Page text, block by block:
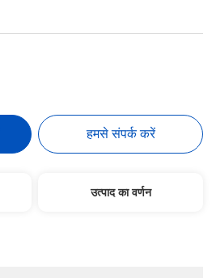
हमसे संपर्क करें
उत्पाद का वर्णन